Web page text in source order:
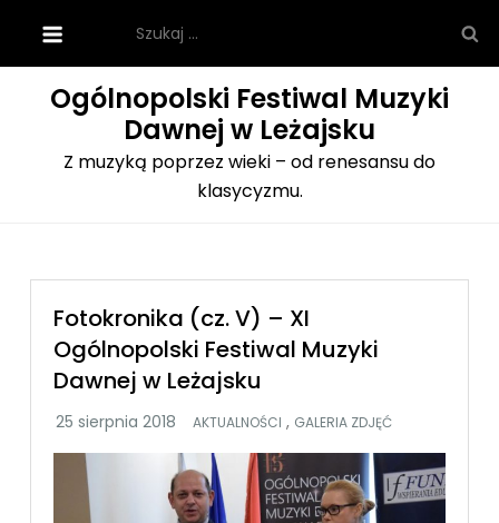
content
Ogólnopolski Festiwal Muzyki
Dawnej w Leżajsku
Z muzyką poprzez wieki – od renesansu do
klasycyzmu.
Fotokronika (cz. V) – XI
Ogólnopolski Festiwal Muzyki
Dawnej w Leżajsku
AKTUALNOŚCI , GALERIA ZDJĘĆ